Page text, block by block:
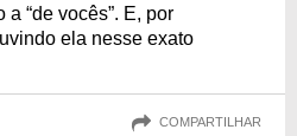
“de vocês”. E, por
ela nesse exato
COMPARTILHAR